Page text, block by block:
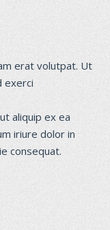
erat volutpat. Ut
exerci
aliquip ex ea
iriure dolor in
consequat.